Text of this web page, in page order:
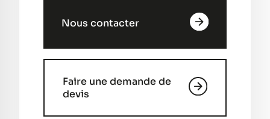
Nous contacter
Faire une demande de
devis